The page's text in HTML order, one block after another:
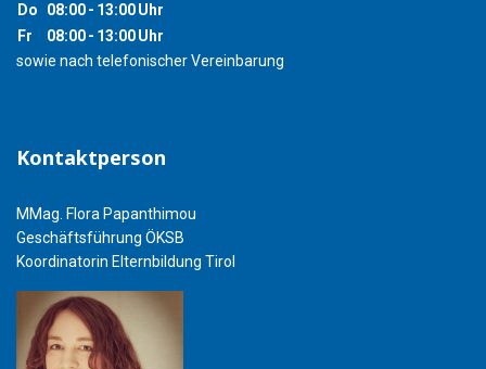
Do
08:00- 13:00Uhr
Fr
08:00- 13:00Uhr
sowie nach telefonischer Vereinbarung
Kontaktperson
MMag. Flora Papanthimou
Geschäftsführung ÖKSB
Koordinatorin Elternbildung Tirol